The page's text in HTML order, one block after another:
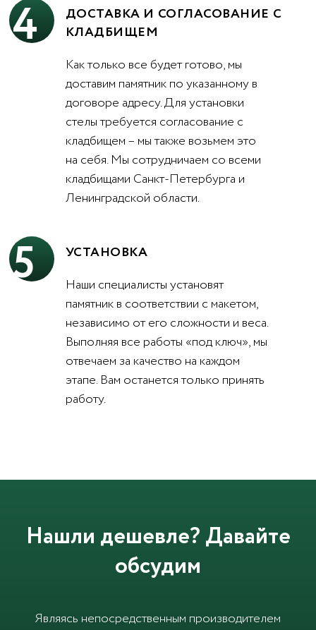
4
ДОСТАВКА И СОГЛАСОВАНИЕ С
КЛАДБИЩЕМ
Как только все будет готово, мы
доставим памятник по указанному в
договоре адресу. Для установки
стелы требуется согласование с
кладбищем – мы также возьмем это
на себя. Мы сотрудничаем со всеми
кладбищами Санкт-Петербурга и
Ленинградской области.
5
УСТАНОВКА
Наши специалисты установят
памятник в соответствии с макетом,
независимо от его сложности и веса.
Выполняя все работы «под ключ», мы
отвечаем за качество на каждом
этапе. Вам останется только принять
работу.
Нашли дешевле? Давайте
обсудим
Являясь непосредственным производителем